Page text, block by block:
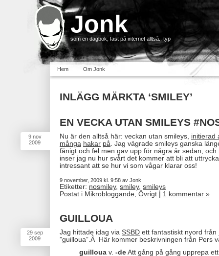
Jonk
som en dagbok, fast på internet alltså.. typ
Hem Om Jonk
INLÄGG MÄRKTA ‘SMILEY’
9 nov
2009
EN VECKA UTAN SMILEYS
Nu är den alltså här: veckan utan smileys, initierad
många hakar på. Jag vägrade smileys ganska
fånigt och fel men gav upp för några år sedan,
inser jag nu hur svårt det kommer att bli att
intressant att se hur vi som vågar klarar oss!
9 november, 2009 kl. 9:58 av Jonk
Etiketter: nosmiley, smiley, smileys
Postat i Mikrobloggande, Övrigt 1 kommentar »
29 sep
2009
GUILLOUA
Jag hittade idag via SSBD ett fantastiskt nyord från
”guilloua”.Â Här kommer beskrivningen från Pers
guilloua v. -de Att gång på gång upprepa